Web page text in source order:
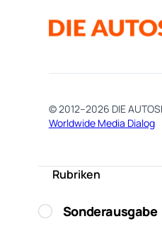
© 2012–2026 DIE
Worldwide Media Dialog
Rubriken
Sonderausgabe